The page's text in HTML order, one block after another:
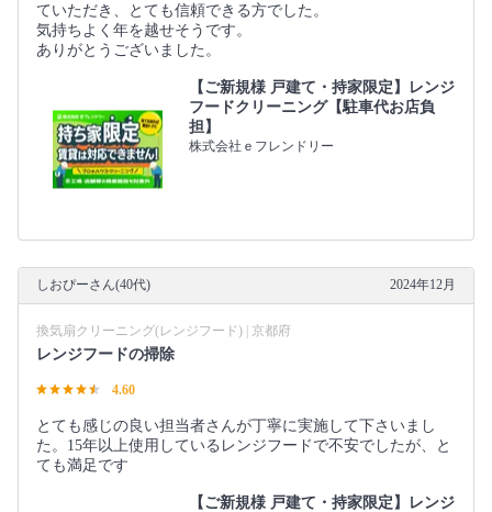
ていただき、とても信頼できる方でした。
気持ちよく年を越せそうです。
ありがとうございました。
【ご新規様 戸建て・持家限定】レンジ
フードクリーニング【駐車代お店負
担】
株式会社ｅフレンドリー
しおぴーさん(40代) 2024年12月
換気扇クリーニング(レンジフード) | 京都府
レンジフードの掃除
4.60
とても感じの良い担当者さんが丁寧に実施して下さいまし
た。15年以上使用しているレンジフードで不安でしたが、と
ても満足です
【ご新規様 戸建て・持家限定】レンジ